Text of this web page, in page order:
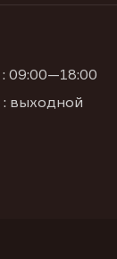
09:00—18:00
: выходной